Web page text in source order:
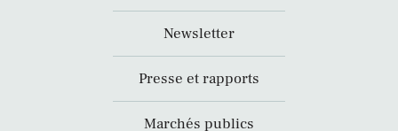
Newsletter
Presse et rapports
Marchés publics